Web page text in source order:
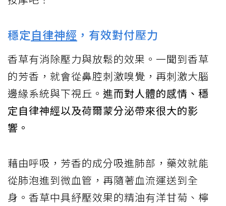
穩定自律神經 ，有效對付壓力
香草有消除壓力與放鬆的效果。一聞到香草
的芳香，就會從鼻腔刺激嗅覺，再刺激大腦
邊緣系統與下視丘。 進而對人體的感情、穩
定自律神經以及荷爾蒙分泌帶來很大的影
響。
藉由呼吸，芳香的成分吸進肺部，藥效就能
從肺泡進到微血管，再隨著血流運送到全
身。香草中具紓壓效果的精油有洋甘菊、檸